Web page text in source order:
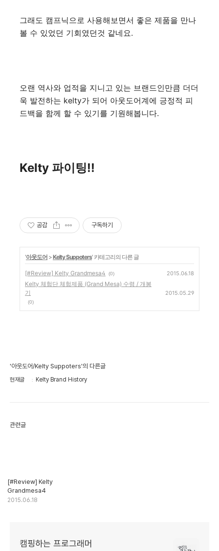
그래도 캠프닉으로 사용해보면서 좋은 제품을 만나
볼 수 있었던 기회였던것 같네요.
오랜 역사와 업적을 지니고 있는 브랜드인만큼 더더
욱 발전하는 kelty가 되어 아웃도어계에 긍정적 피
드백을 함께 할 수 있기를 기원해봅니다.
Kelty 파이팅!!
공감 구독하기
'아웃도어 >Kelty Suppoters' 카테고리의 다른 글
[#Review] Kelty Grandmesa4 (0) 2015.06.18
Kelty 체험단 체험제품 (Grand Mesa) 수령 / 개봉
기
(0)
2015.05.29
'아웃도어/Kelty Suppoters'의 다른글
현재글 Kelty Brand History
관련글
[#Review] Kelty
Grandmesa4
2015.06.18
캠핑하는 프로그래머